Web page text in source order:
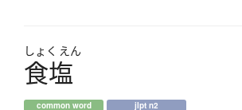
しょく えん
食塩
common word jlpt n2